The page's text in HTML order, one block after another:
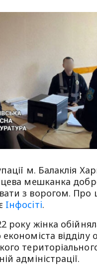
м. Балаклія
мешканка
з ворогом. Про
Iнфосiтi.
року жінка
відділу
адміністрації.